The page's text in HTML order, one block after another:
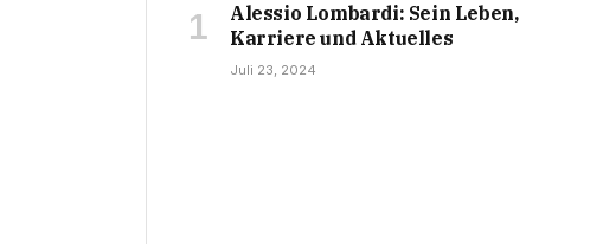
Alessio Lombardi: Sein Leben,
Karriere und Aktuelles
Juli 23, 2024